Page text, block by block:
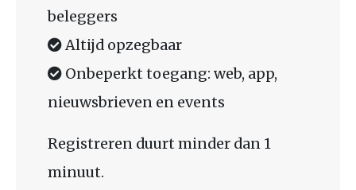
beleggers
Altijd opzegbaar
Onbeperkt toegang: web, app,
nieuwsbrieven en events
Registreren duurt minder dan 1
minuut.